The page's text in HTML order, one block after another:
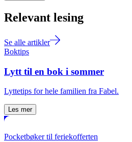
Relevant lesing
Se alle artikler
Boktips
Lytt til en bok i sommer
Lyttetips for hele familien fra Fabel.
Les mer
Pocketbøker til feriekofferten